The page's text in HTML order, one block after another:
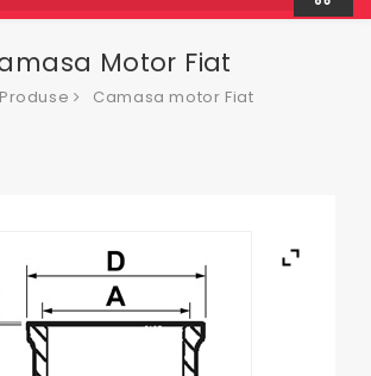
Motor Fiat
Produse Camasa motor Fiat